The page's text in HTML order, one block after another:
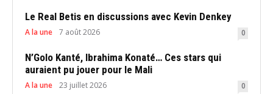
Le Real Betis en discussions avec Kevin Denkey
A la une 7 août 2026 0
N’Golo Kanté, Ibrahima Konaté… Ces stars qui
auraient pu jouer pour le Mali
A la une 23 juillet 2026 0